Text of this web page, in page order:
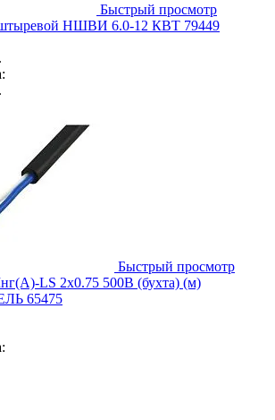
Быстрый просмотр
НШВИ 6.0-12 КВТ 79449
Быстрый просмотр
LS 2х0.75 500В (бухта) (м)
65475